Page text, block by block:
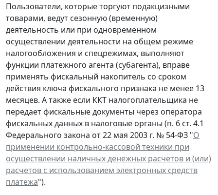
Пользователи, которые торгуют подакцизными
товарами, ведут сезонную (временную)
деятельность или при одновременном
осуществлении деятельности на общем режиме
налогообложения и спецрежимах, выполняют
функции платежного агента (субагента), вправе
применять фискальный накопитель со сроком
действия ключа фискального признака не менее 13
месяцев. А также если ККТ налогоплательщика не
передает фискальные документы через оператора
фискальных данных в налоговые органы (п. 6 ст. 4.1
Федерального закона от 22 мая 2003 г. № 54-ФЗ "О
применении контрольно-кассовой техники при
осуществлении наличных денежных расчетов и (или)
расчетов с использованием электронных средств
платежа").